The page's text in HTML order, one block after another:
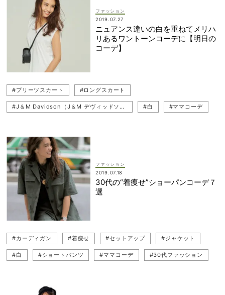
ファッション
2019.07.27
ニュアンス違いの白を重ねてメリハ
リあるワントーンコーデに【明日の
コーデ】
#プリーツスカート #ロングスカート
#J＆M Davidson（J＆M デヴィッドソン） #白 #ママコーデ
#ENFOLD（エンフォルド）
ファッション
2019.07.18
30代の“着痩せ”ショーパンコーデ７
選
#カーディガン #着痩せ #セットアップ #ジャケット
#白 #ショートパンツ #ママコーデ #30代ファッション